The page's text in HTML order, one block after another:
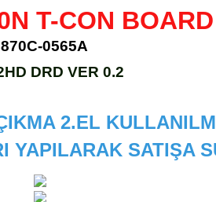
T-CON BOARD
0565A
DRD VER 0.2
2.EL
YAPILARAK SATIŞA